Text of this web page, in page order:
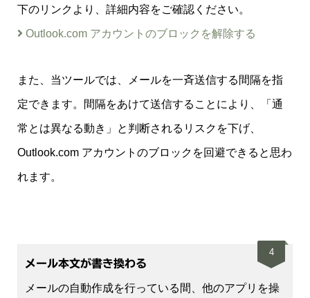
下のリンクより、詳細内容をご確認ください。
Outlook.com アカウントのブロックを解除する
また、当ツールでは、メールを一斉送信する間隔を指
定できます。間隔をあけて送信することにより、「通
常とは異なる動き」と判断されるリスクを下げ、
Outlook.com アカウントのブロックを回避できると思わ
れます。
4
メール本文が書き換わる
メールの自動作成を行っている間、他のアプリを操